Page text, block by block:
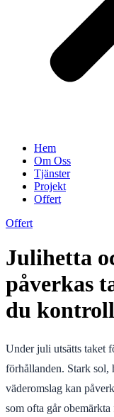
Hem
Om Oss
Tjänster
Projekt
Offert
Offert
Julihetta
påverkas
du
Under juli utsätts taket
förhållanden. Stark sol,
väderomslag kan
som ofta går